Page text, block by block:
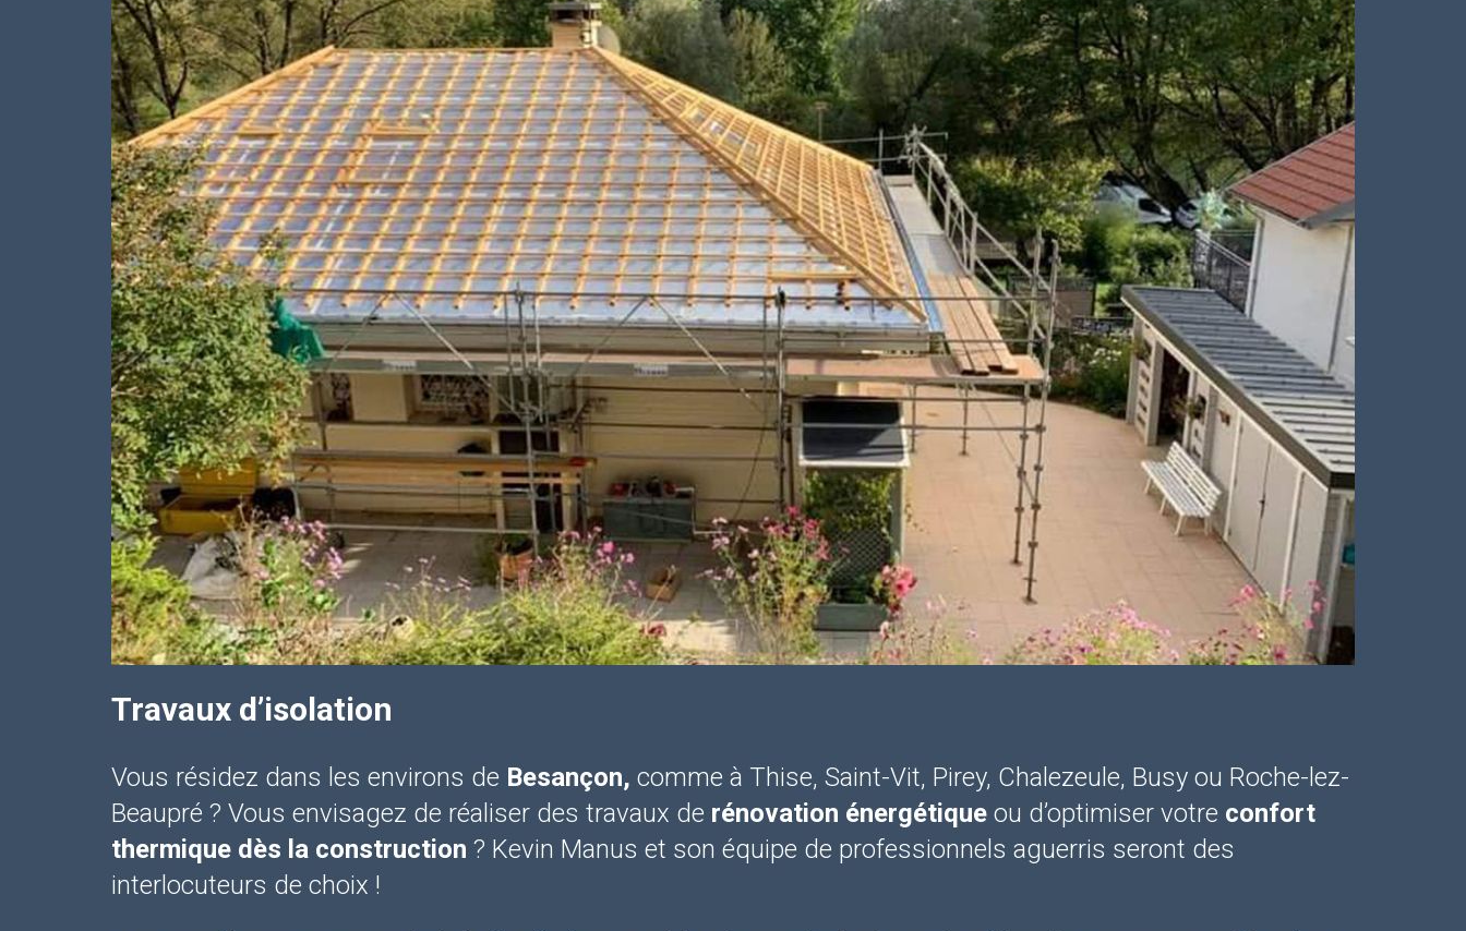
Travaux d’isolation
Vous résidez dans les environs de Besançon, comme à Thise, Saint-Vit, Pirey, Chalezeule, Busy ou Roche-lez-
Beaupré ? Vous envisagez de réaliser des travaux de rénovation énergétique ou d’optimiser votre confort
thermique dès la construction ? Kevin Manus et son équipe de professionnels aguerris seront des
interlocuteurs de choix !